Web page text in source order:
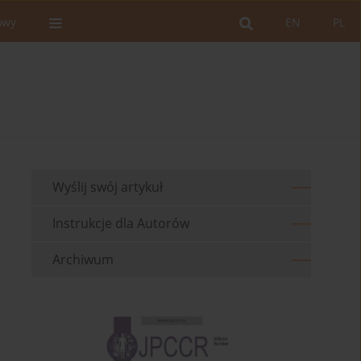
PL
EN
Wyślij swój artykuł
Instrukcje dla Autorów
Archiwum